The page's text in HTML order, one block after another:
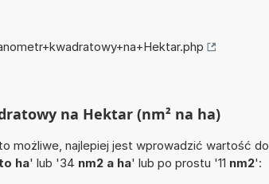
na Hektar (nm² na ha)
możliwe, najlepiej jest wprowadzić wartość do
ha' lub '34 nm2 a ha' lub po prostu '11 nm2':